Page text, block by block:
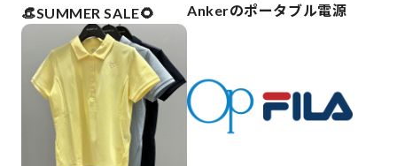
👒SUMMER SALE🌻
Ankerのポータブル電源